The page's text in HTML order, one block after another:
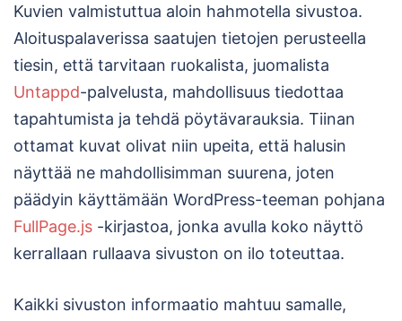
Kuvien valmistuttua aloin hahmotella sivustoa.
Aloituspalaverissa saatujen tietojen perusteella
tiesin, että tarvitaan ruokalista, juomalista
Untappd-palvelusta, mahdollisuus tiedottaa
tapahtumista ja tehdä pöytävarauksia. Tiinan
ottamat kuvat olivat niin upeita, että halusin
näyttää ne mahdollisimman suurena, joten
päädyin käyttämään WordPress-teeman pohjana
FullPage.js -kirjastoa, jonka avulla koko näyttö
kerrallaan rullaava sivuston on ilo toteuttaa.
Kaikki sivuston informaatio mahtuu samalle,